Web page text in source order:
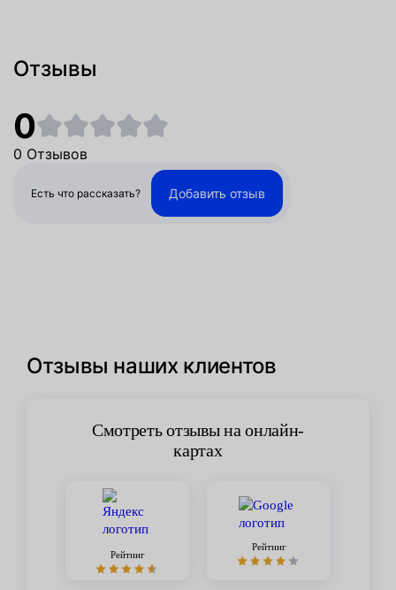
Отзывы
0
0 Отзывов
Есть что рассказать? Добавить отзыв
Отзывы наших клиентов
Смотреть отзывы на онлайн-
картах
Рейтинг
Рейтинг